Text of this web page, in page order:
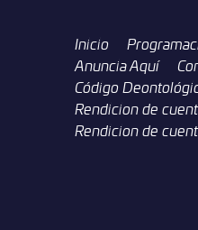
Inicio
Anuncia Aquí
Código
Rendicion de
Rendicion de